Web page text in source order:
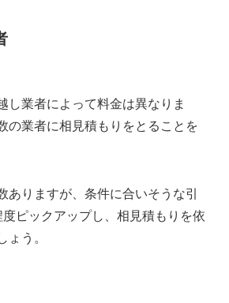
し業者によって料金は異なりま
の業者に相見積もりをとることを
ありますが、条件に合いそうな引
ピックアップし、相見積もりを依
う。